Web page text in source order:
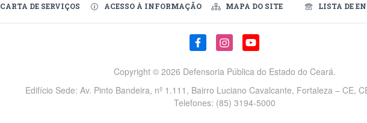
CARTA DE SERVIÇOS ACESSO À INFORMAÇÃO MAPA DO SITE LISTA DE
Copyright © 2026 Defensoria Pública do Estado do Ceará.
Edifício Sede: Av. Pinto Bandeira, nº 1.111, Bairro Luciano Cavalcante, Fortaleza – CE,
Telefones: (85) 3194-5000